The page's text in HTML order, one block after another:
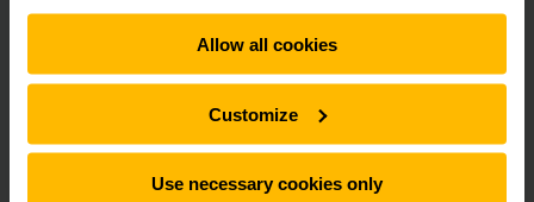
Allow all cookies
Customize
Use necessary cookies only
Ook de structuur van de truck is opnieuw ontworpen met oog
op veilige en productieve werkprocessen. 40 procent
slankere B‑stijlen en een glazen cabinedeur verbeteren de
dakraam in en boven de ECO 1‑cabine zorgt bovendien voor
optimaal zicht omhoog.